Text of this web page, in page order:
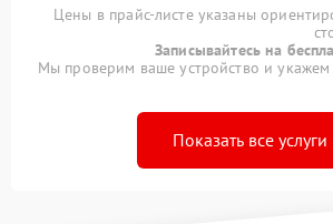
Цены в прайс-листе указаны
Записывайтесь на
Мы проверим ваше устройство и укажем
Показать все услуги